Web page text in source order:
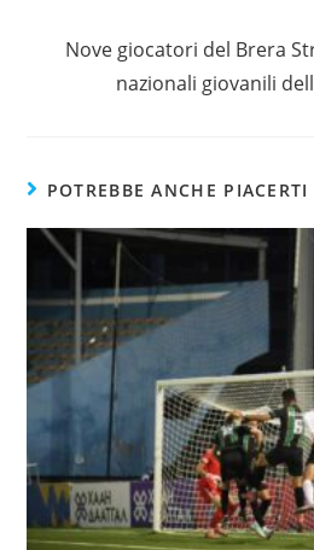
Nove giocatori del Brera
nazionali giovanili
POTREBBE ANCHE PIACERTI